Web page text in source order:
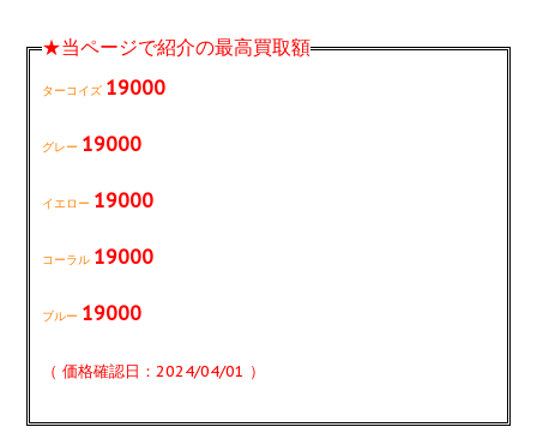
★当ページで紹介の最高買取額
ターコイズ 19000
グレー 19000
イエロー 19000
コーラル 19000
ブルー 19000
（ 価格確認日：2024/04/01 ）